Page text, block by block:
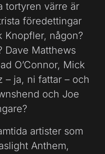
tortyren värre är
föredettingar
Knopfler, någon?
Dave Matthews
O’Connor, Mick
– ja, ni fattar – och
och Joe
artister som
Anthem,